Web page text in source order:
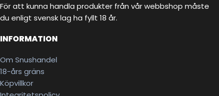
För att kunna handla produkter från vår webbshop måste
du enligt svensk lag ha fyllt 18 år.
INFORMATION
Om Snushandel
18-års gräns
Köpvillkor